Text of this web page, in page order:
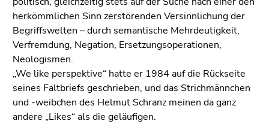
herkömmlichen Sinn zerstörenden Versinnlichung der
Begriffswelten – durch semantische Mehrdeutigkeit,
Verfremdung, Negation, Ersetzungsoperationen,
Neologismen.
„We like perspektive“ hatte er 1984 auf die Rückseite
seines Faltbriefs geschrieben, und das Strichmännchen
und -weibchen des Helmut Schranz meinen da ganz
andere „Likes“ als die geläufigen.